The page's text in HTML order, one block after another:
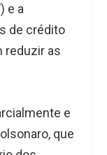
e a
de crédito
reduzir as
e
que